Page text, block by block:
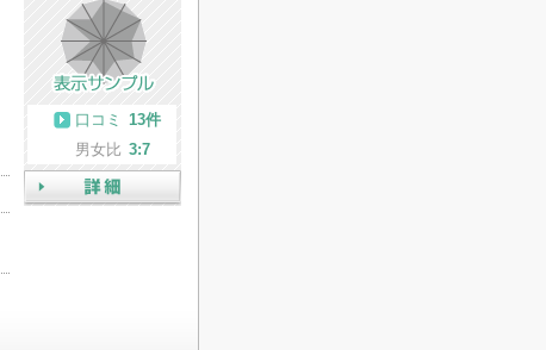
口コミ
13件
男女比 3:7